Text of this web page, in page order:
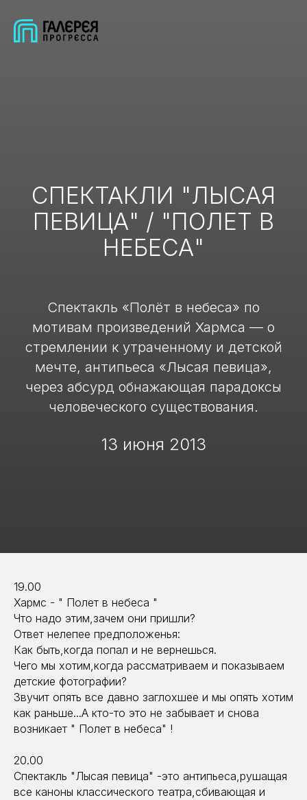
СПЕКТАКЛИ "ЛЫСАЯ
ПЕВИЦА" / "ПОЛЕТ В
НЕБЕСА"
Спектакль «Полёт в небеса» по
мотивам произведений Хармса — о
стремлении к утраченному и детской
мечте, антипьеса «Лысая певица»,
через абсурд обнажающая парадоксы
человеческого существования.
13 июня 2013
19.00
Хармс - " Полет в небеса "
Что надо этим,зачем они пришли?
Ответ нелепее предположенья:
Как быть,когда попал и не вернешься.
Чего мы хотим,когда рассматриваем и показываем
детские фотографии?
Звучит опять все давно заглохшее и мы опять хотим
как раньше...А кто-то это не забывает и снова
возникает " Полет в небеса" !
20.00
Спектакль "Лысая певица" -это антипьеса,рушащая
все каноны классического театра,сбивающая и